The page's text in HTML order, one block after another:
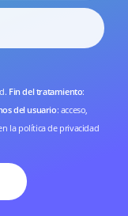
Fin del tratamiento:
del usuario: acceso,
la política de privacidad